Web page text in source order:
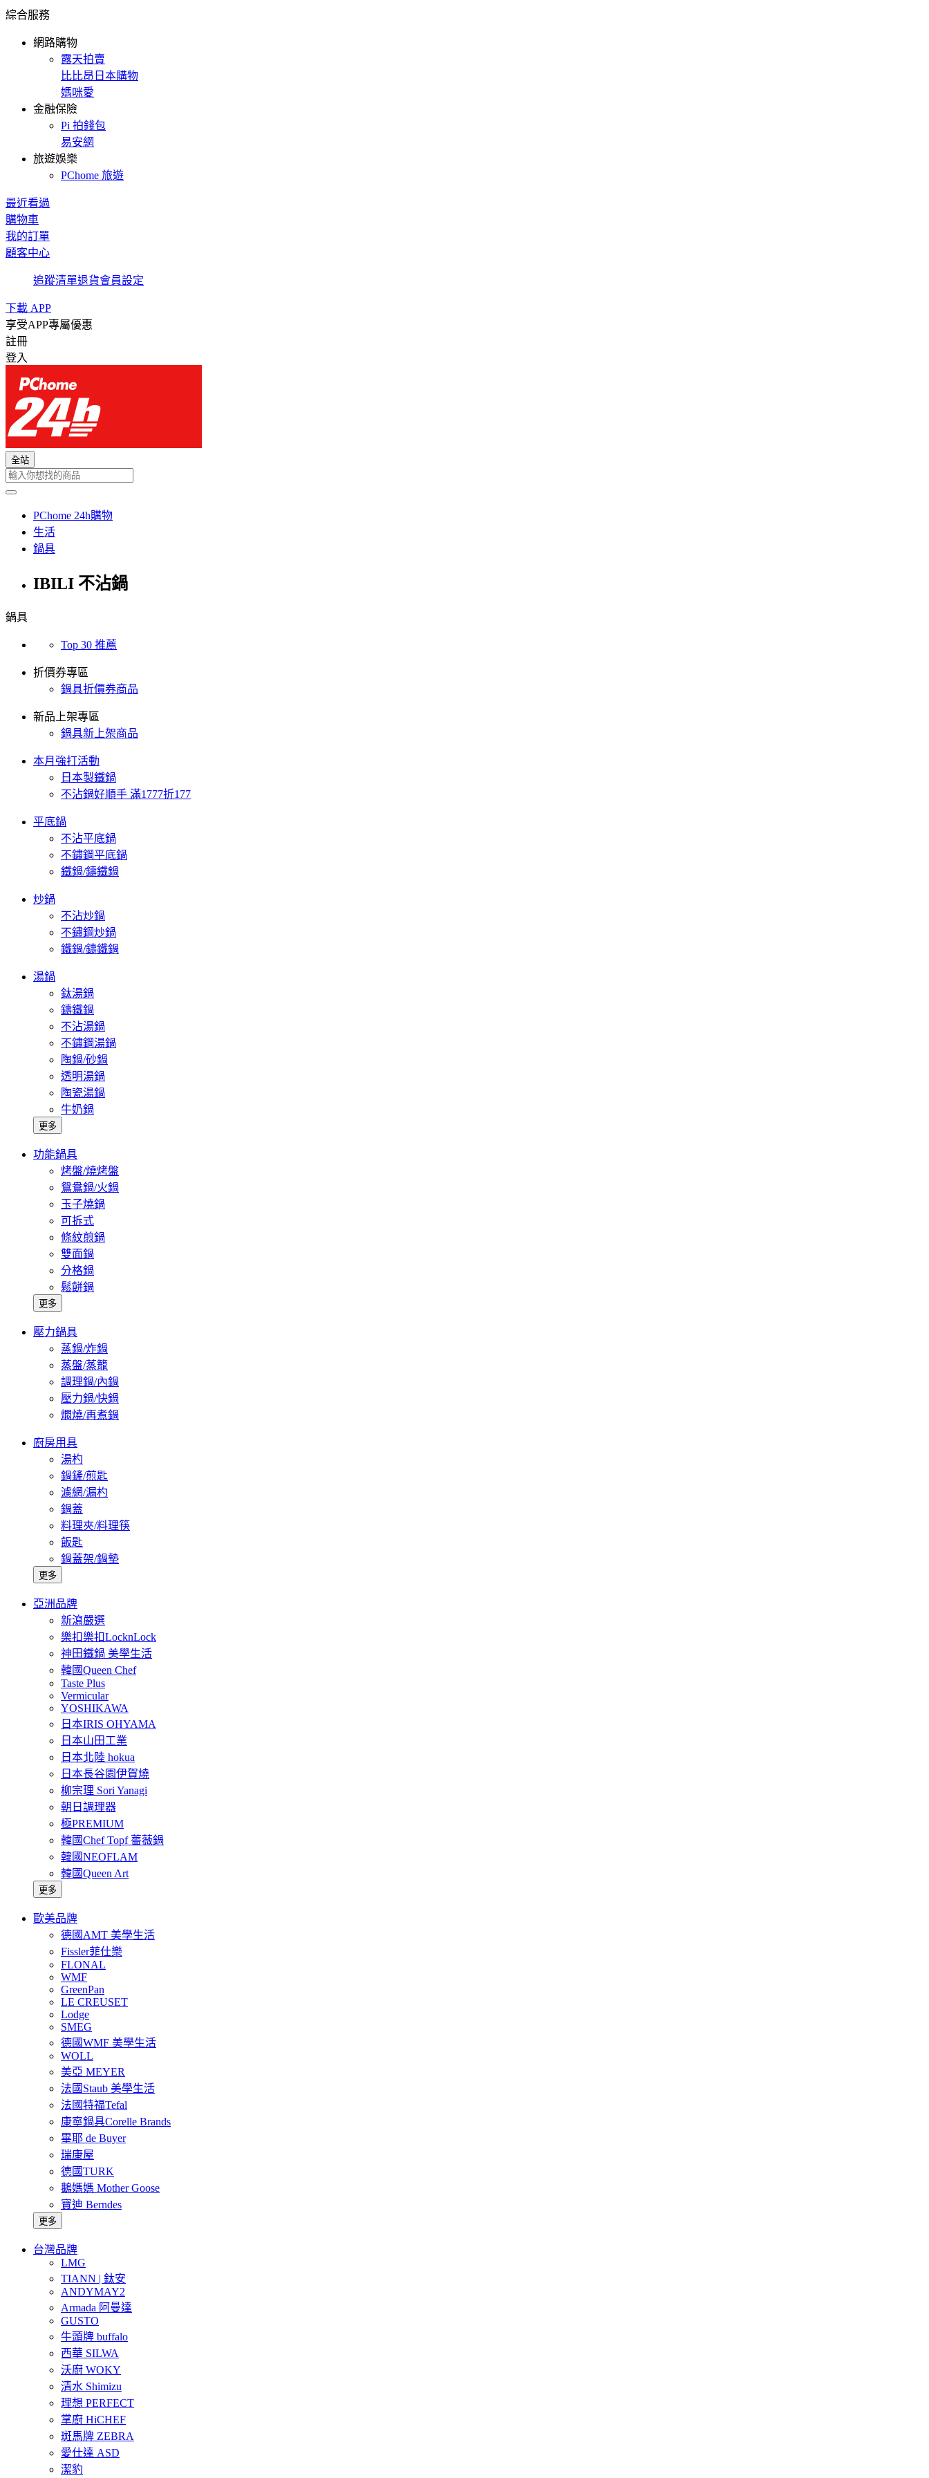
綜合服務
網路購物
露天拍賣
比比昂日本購物
媽咪愛
金融保險
Pi 拍錢包
易安網
旅遊娛樂
PChome 旅遊
最近看過
購物車
我的訂單
顧客中心
追蹤清單退貨會員設定
下載 APP
享受APP專屬優惠
註冊
登入
全站
PChome 24h購物
生活
鍋具
IBILI 不沾鍋
鍋具
Top 30 推薦
折價券專區
鍋具折價券商品
新品上架專區
鍋具新上架商品
本月強打活動
日本製鐵鍋
不沾鍋好順手 滿1777折177
平底鍋
不沾平底鍋
不鏽鋼平底鍋
鐵鍋/鑄鐵鍋
炒鍋
不沾炒鍋
不鏽鋼炒鍋
鐵鍋/鑄鐵鍋
湯鍋
鈦湯鍋
鑄鐵鍋
不沾湯鍋
不鏽鋼湯鍋
陶鍋/砂鍋
透明湯鍋
陶瓷湯鍋
牛奶鍋
更多
功能鍋具
烤盤/燒烤盤
鴛鴦鍋/火鍋
玉子燒鍋
可拆式
條紋煎鍋
雙面鍋
分格鍋
鬆餅鍋
更多
壓力鍋具
蒸鍋/炸鍋
蒸盤/蒸籠
調理鍋/內鍋
壓力鍋/快鍋
燜燒/再煮鍋
廚房用具
湯杓
鍋鏟/煎匙
濾網/漏杓
鍋蓋
料理夾/料理筷
飯匙
鍋蓋架/鍋墊
更多
亞洲品牌
新瀉嚴選
樂扣樂扣LocknLock
神田鐵鍋 美學生活
韓國Queen Chef
Taste Plus
Vermicular
YOSHIKAWA
日本IRIS OHYAMA
日本山田工業
日本北陸 hokua
日本長谷園伊賀燒
柳宗理 Sori Yanagi
朝日調理器
極PREMIUM
韓國Chef Topf 薔薇鍋
韓國NEOFLAM
韓國Queen Art
更多
歐美品牌
德國AMT 美學生活
Fissler菲仕樂
FLONAL
WMF
GreenPan
LE CREUSET
Lodge
SMEG
德國WMF 美學生活
WOLL
美亞 MEYER
法國Staub 美學生活
法國特福Tefal
康寧鍋具Corelle Brands
畢耶 de Buyer
瑞康屋
德國TURK
鵝媽媽 Mother Goose
寶迪 Berndes
更多
台灣品牌
LMG
TIANN | 鈦安
ANDYMAY2
Armada 阿曼達
GUSTO
牛頭牌 buffalo
西華 SILWA
沃廚 WOKY
清水 Shimizu
理想 PERFECT
掌廚 HiCHEF
斑馬牌 ZEBRA
愛仕達 ASD
潔豹